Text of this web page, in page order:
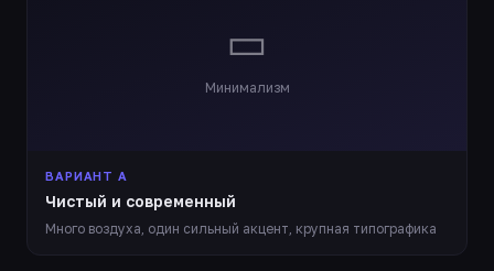
▭
Минимализм
ВАРИАНТ А
Чистый и современный
Много воздуха, один сильный акцент, крупная типографика